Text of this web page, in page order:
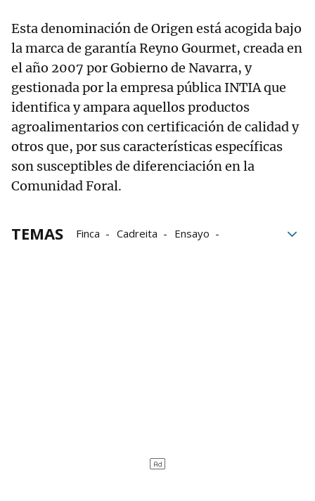
Esta denominación de Origen está acogida bajo
la marca de garantía Reyno Gourmet, creada en
el año 2007 por Gobierno de Navarra, y
gestionada por la empresa pública INTIA que
identifica y ampara aquellos productos
agroalimentarios con certificación de calidad y
otros que, por sus características específicas
son susceptibles de diferenciación en la
Comunidad Foral.
TEMAS Finca Cadreita
Ensayo